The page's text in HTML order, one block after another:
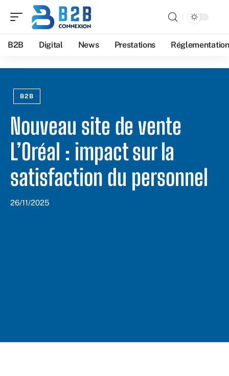
B2B Digital News Prestations Réglementation
B2B
Nouveau site de vente
L’Oréal : impact sur la
satisfaction du personnel
26/11/2025